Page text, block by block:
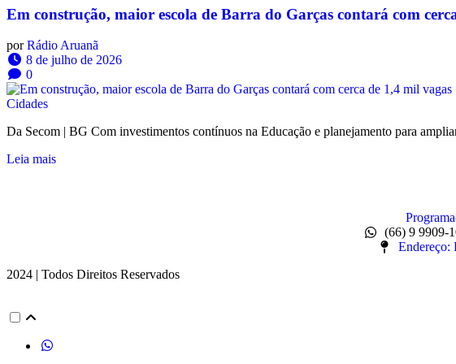
Em construção, maior escola de Barra do Garças contará com
por Rádio Aruanã
8 de julho de 2026
0
Cidades
Da Secom | BG Com investimentos contínuos na Educação e planejamento para
Leia mais
(66) 9 9909-
Endereço:
2024 | Todos Direitos Reservados